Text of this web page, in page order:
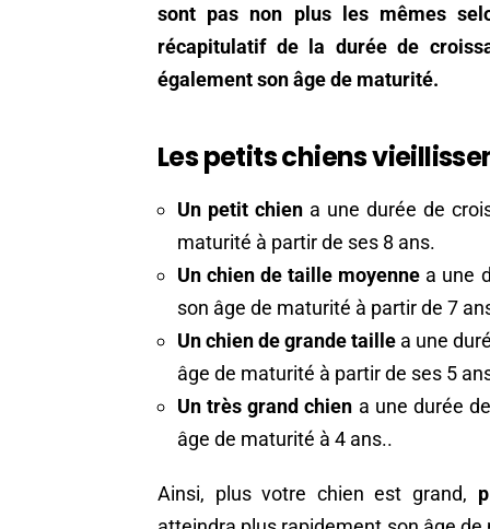
sont pas non plus les mêmes
récapitulatif de la durée de
également son âge de maturité.
Les petits chiens
Un petit chien a une durée de
maturité à partir de ses 8 ans.
Un chien de taille moyenne a une
son âge de maturité à partir de 7
Un chien de grande taille a une
âge de maturité à partir de ses 5
Un très grand chien a une durée
âge de maturité à 4 ans..
Ainsi, plus votre chien est grand,